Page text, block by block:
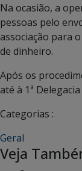
Na ocasião, a
pessoas pelo
associação para
de dinheiro.
Após os
até à 1ª
Categorias :
Geral
Veja